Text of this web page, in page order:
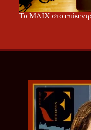
Το ΜΑΙΧ στο